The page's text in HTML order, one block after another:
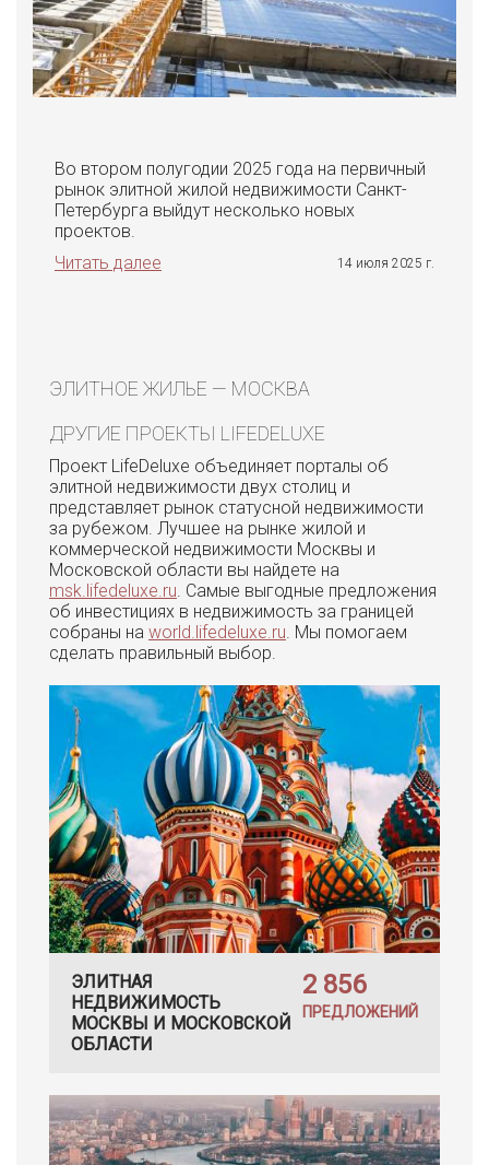
Во втором полугодии 2025 года на первичный
рынок элитной жилой недвижимости Санкт-
Петербурга выйдут несколько новых
проектов.
Читать далее
14 июля 2025 г.
ЭЛИТНОЕ ЖИЛЬЕ — МОСКВА
ДРУГИЕ ПРОЕКТЫ LIFEDELUXE
Проект LifeDeluxe объединяет порталы об
элитной недвижимости двух столиц и
представляет рынок статусной недвижимости
за рубежом. Лучшее на рынке жилой и
коммерческой недвижимости Москвы и
Московской области вы найдете на
msk.lifedeluxe.ru. Самые выгодные предложения
об инвестициях в недвижимость за границей
собраны на world.lifedeluxe.ru. Мы помогаем
сделать правильный выбор.
ЭЛИТНАЯ
НЕДВИЖИМОСТЬ
МОСКВЫ И МОСКОВСКОЙ
ОБЛАСТИ
2 856
ПРЕДЛОЖЕНИЙ